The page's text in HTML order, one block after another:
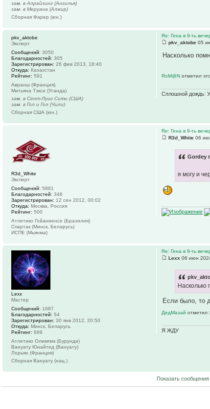
зам. в Апрайзинг (Ангилья)
зам. в Меруана (Алжир)
Сборная Фарер (юн.)
Re: Гена в 9-ть
pkv_aktobe 05
Насколько
RoM@Nотметил
Сплошной дождь:
pkv_aktobe
Эксперт
Сообщений: 3050
Благодарностей: 305
Зарегистрирован: 26 фев 2013, 18:40
Откуда: Казахстан
Рейтинг: 591
Авранш (Франция)
Митьяна Тэкси (Уганда)
зам. в Сент-Луис Сити (США)
зам. в Гол и Гол (Чили)
Сборная США (юн.)
Re: Гена в 9-ть
R3d_White 06
Gordey
я могу и
R3d_White
Эксперт
Сообщений: 5881
Благодарностей: 346
Зарегистрирован: 12 сен 2012, 00:02
Откуда: Москва, Россия
Рейтинг: 500
Атлетико Гойаниенсе (Бразилия)
Спартак (Минск, Беларусь)
ИСПЕ (Мьянма)
Re: Гена в 9-ть
Lexx 06 июн
Насколько
Если было, то
ДедМазайотметил
Я ЖДУ
Lexx
Мастер
Сообщений: 1687
Благодарностей: 54
Зарегистрирован: 30 янв 2012, 20:50
Откуда: Минск, Беларусь
Рейтинг: 699
Атлетико Олимпик (Бурунди)
Вануату Юнайтед (Вануату)
Лорьян (Франция)
Сборная Вануату (нац.)
Показать сообщения